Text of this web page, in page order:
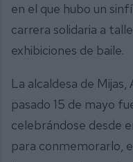
en el que hubo un
carrera solidaria a
exhibiciones de baile.
La alcaldesa de
pasado 15 de mayo
celebrándose desde
para conmemorarlo,